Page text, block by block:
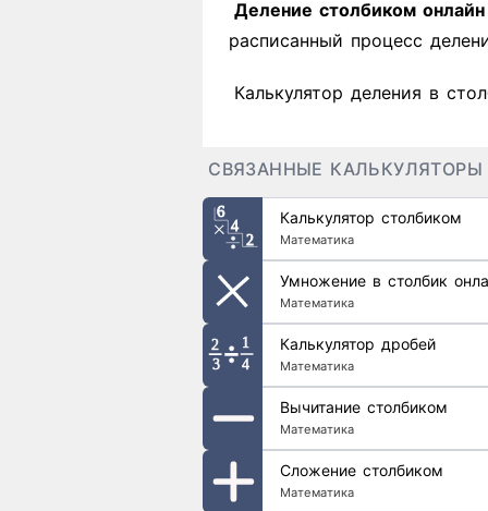
Деление столбиком онлайн
расписанный процесс
Калькулятор деления в
СВЯЗАННЫЕ КАЛЬКУЛЯТОРЫ
Калькулятор столбиком
Математика
Умножение в столбик
Математика
Калькулятор дробей
Математика
Вычитание столбиком
Математика
Сложение столбиком
Математика